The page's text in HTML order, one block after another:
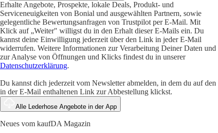
Erhalte Angebote, Prospekte, lokale Deals, Produkt- und
Serviceneuigkeiten von Bonial und ausgewählten Partnern, sowie
gelegentliche Bewertungsanfragen von Trustpilot per E-Mail. Mit
Klick auf „Weiter" willigst du in den Erhalt dieser E-Mails ein. Du
kannst deine Einwilligung jederzeit über den Link in jeder E-Mail
widerrufen. Weitere Informationen zur Verarbeitung Deiner Daten und
zur Analyse von Öffnungen und Klicks findest du in unserer
Datenschutzerklärung.
Du kannst dich jederzeit vom Newsletter abmelden, in dem du auf den
in der E-Mail enthaltenen Link zur Abbestellung klickst.
Alle Lederhose Angebote in der App
Neues vom kaufDA Magazin